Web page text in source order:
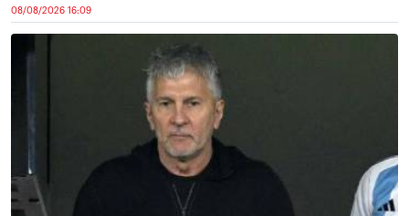
08/08/2026 16:09